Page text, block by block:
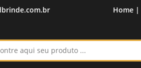
Home |